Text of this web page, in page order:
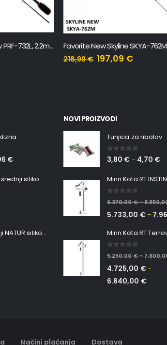
Favorite Professional New PRF-732L, 2.2m, 3-12g
218,99€ 197,09 €
€
Šetač HOLO srednji silikonska Ribica Belgrade Walker
Šetač srednji NATUR silikonska ribica Belgrade Walker
NOVI PROIZVODI
Tunjica za ribolov
0 out of 5
3,80 € – 4,70 €
6.370,00€–
5.733,00 €–
5.250,00€–
4.725,00 €–
6.840,00 €
Načini plaćanja Dostava